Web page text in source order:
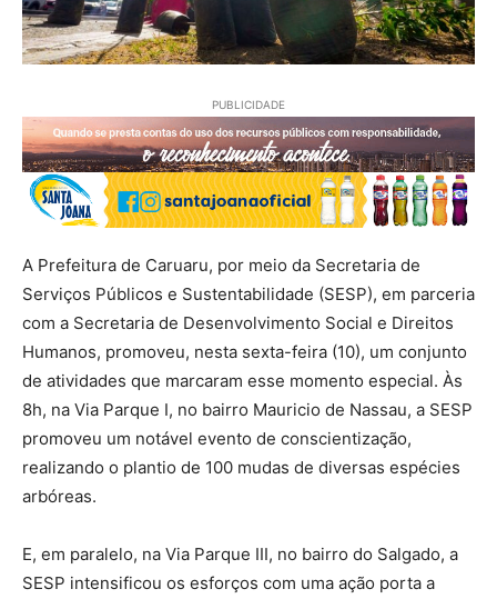
PUBLICIDADE
A Prefeitura de Caruaru, por meio da Secretaria de
Serviços Públicos e Sustentabilidade (SESP), em parceria
com a Secretaria de Desenvolvimento Social e Direitos
Humanos, promoveu, nesta sexta-feira (10), um conjunto
de atividades que marcaram esse momento especial. Às
8h, na Via Parque I, no bairro Mauricio de Nassau, a SESP
promoveu um notável evento de conscientização,
realizando o plantio de 100 mudas de diversas espécies
arbóreas.
E, em paralelo, na Via Parque III, no bairro do Salgado, a
SESP intensificou os esforços com uma ação porta a